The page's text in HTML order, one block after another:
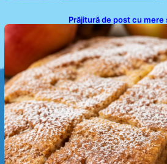
Prăjitură de post cu
Dulce pentru Postul